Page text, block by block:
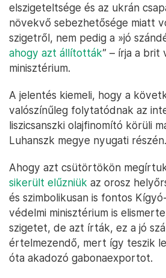
elszigeteltsége és az ukrán
növekvő sebezhetősége miatt
szigetről, nem pedig a »jó
ahogy azt állították” – írja a brit
minisztérium.
A jelentés kiemeli, hogy a
valószínűleg folytatódnak az
liszicsanszki olajfinomító körüli
Luhanszk megye nyugati részén.
Ahogy azt csütörtökön
sikerült elűzniük az orosz
és szimbolikusan is fontos
védelmi minisztérium is
szigetet, de azt írták, ez a jó
értelmezendő, mert így teszik
óta akadozó gabonaexportot.